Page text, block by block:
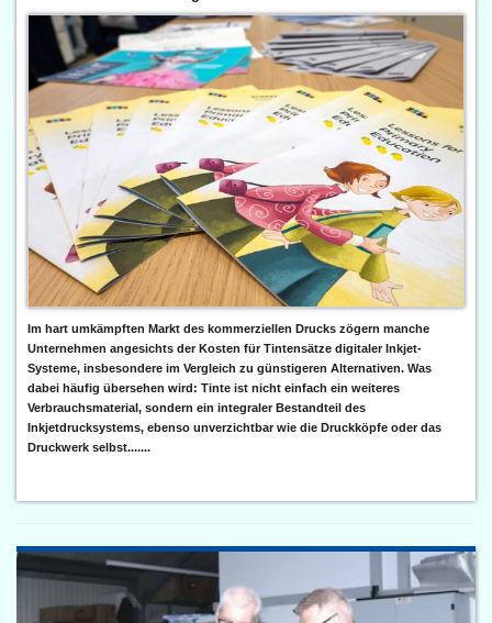
Im hart umkämpften Markt des kommerziellen Drucks zögern manche
Unternehmen angesichts der Kosten für Tintensätze digitaler Inkjet-
Systeme, insbesondere im Vergleich zu günstigeren Alternativen. Was
dabei häufig übersehen wird: Tinte ist nicht einfach ein weiteres
Verbrauchsmaterial, sondern ein integraler Bestandteil des
Inkjetdrucksystems, ebenso unverzichtbar wie die Druckköpfe oder das
Druckwerk selbst.......